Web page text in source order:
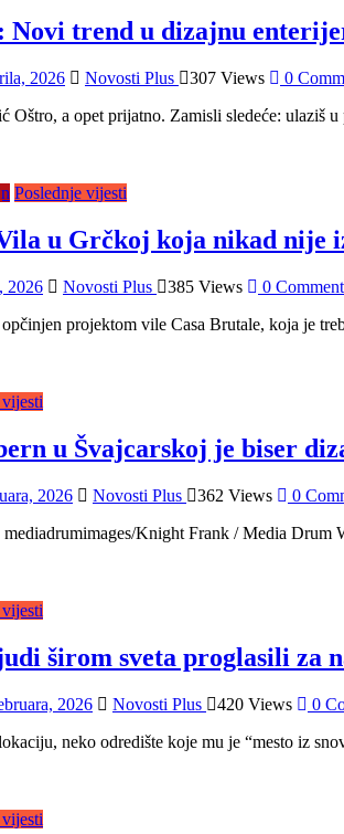
Novi trend u dizajnu
2026 Novosti Plus 307 Views 0
Oštro, a opet prijatno. Zamisli sledeće: ulaziš
Poslednje vijesti
u Grčkoj koja nikad nije
2026 Novosti Plus 385 Views 0
projektom vile Casa Brutale, koja je
u Švajcarskoj je biser
2026 Novosti Plus 362 Views 0
Knight Frank / Media Drum
širom sveta proglasili za
2026 Novosti Plus 420 Views 0
neko odredište koje mu je “mesto iz